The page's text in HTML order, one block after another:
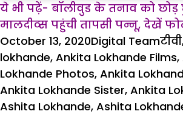
ये भी पढ़ें- बॉलीवुड के तनाव को छोड़
मालदीव्स पहुंची तापसी पन्नू, देखें
Posted
on
October 13, 2020Author
Digital Teamटीवी
lokhande, Ankita Lokhande Films,
Lokhande Photos, Ankita
Ankita Lokhande Sister, Ankita
Ashita Lokhande, Ashita